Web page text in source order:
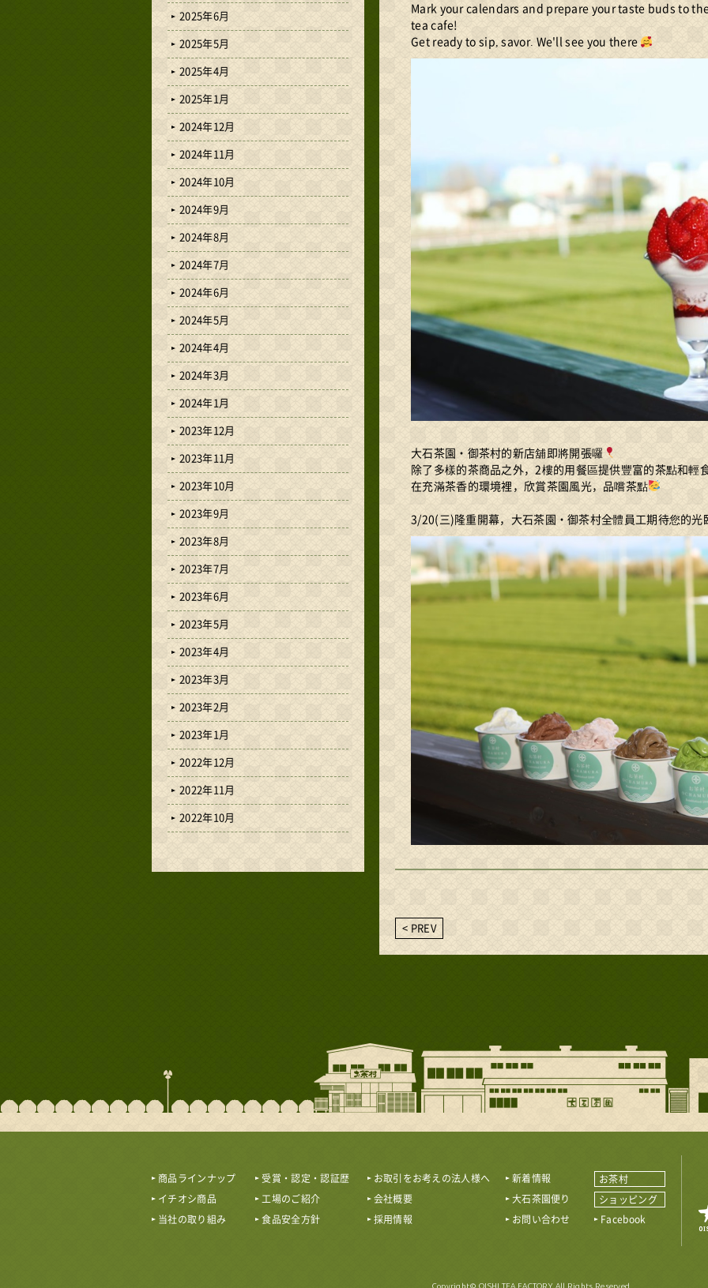
Mark your calendars and prepare your taste buds to
tea cafe!
Get ready to sip, savor. We'll see you there
大石茶園・御茶村的新店舖即將開張囉
除了多樣的茶商品之外，2樓的用餐區提供豐富的茶點和輕
在充滿茶香的環境裡，欣賞茶園風光，品嚐茶點
3/20(三)隆重開幕，大石茶園・御茶村全體員工期待您的光
< PREV
2025年6月
2025年5月
2025年4月
2025年1月
2024年12月
2024年11月
2024年10月
2024年9月
2024年8月
2024年7月
2024年6月
2024年5月
2024年4月
2024年3月
2024年1月
2023年12月
2023年11月
2023年10月
2023年9月
2023年8月
2023年7月
2023年6月
2023年5月
2023年4月
2023年3月
2023年2月
2023年1月
2022年12月
2022年11月
2022年10月
商品ラインナップ 受賞・認定・認証歴 お取引をお考えの法人様へ 新着情報
イチオシ商品 工場のご紹介 会社概要 大石茶園便り
当社の取り組み 食品安全方針 採用情報 お問い合わせ
お茶村
ショッピング
Facebook
Copyright© OISHI TEA FACTORY. All Rights Reserved